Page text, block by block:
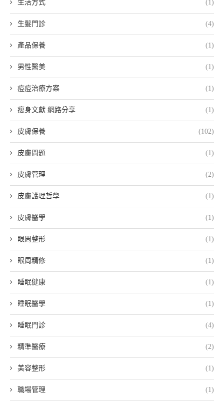
生活方式 (1)
生髮門診 (4)
產品保養 (1)
男性醫美 (1)
痘痘治療方案 (1)
瘦身文獻 網路分享 (1)
皮膚保養 (102)
皮膚問題 (1)
皮膚管理 (2)
皮膚護理哲學 (1)
皮膚醫學 (1)
眼周整形 (1)
眼周精修 (1)
睡眠健康 (1)
睡眠醫學 (1)
睡眠門診 (4)
精準醫療 (2)
美容整形 (1)
職場管理 (1)